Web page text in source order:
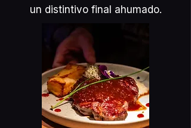
un distintivo final ahumado.